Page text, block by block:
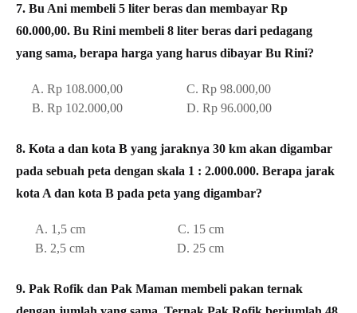
7. Bu Ani membeli 5 liter beras dan membayar Rp
60.000,00. Bu Rini membeli 8 liter beras dari pedagang
yang sama, berapa harga yang harus dibayar Bu Rini?
A. Rp 108.000,00 C. Rp 98.000,00
B. Rp 102.000,00 D. Rp 96.000,00
8. Kota a dan kota B yang jaraknya 30 km akan digambar
pada sebuah peta dengan skala 1 : 2.000.000. Berapa jarak
kota A dan kota B pada peta yang digambar?
A. 1,5 cm C. 15 cm
B. 2,5 cm D. 25 cm
9. Pak Rofik dan Pak Maman membeli pakan ternak